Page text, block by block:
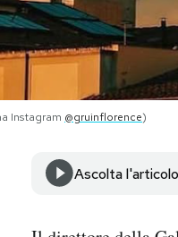
Instagram @gruinflorence)
Ascolta l'articolo